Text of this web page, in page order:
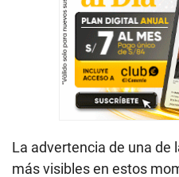
La advertencia de una de
más visibles en estos